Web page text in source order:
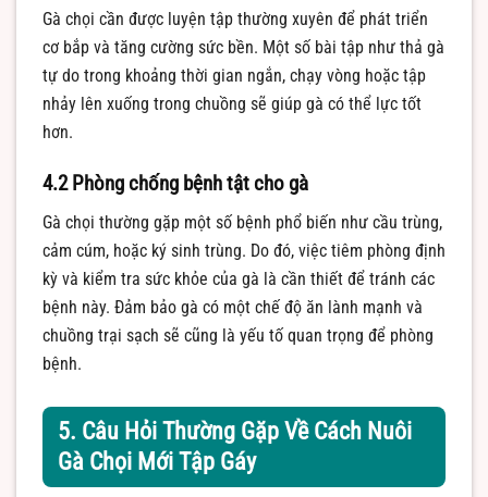
Gà chọi cần được luyện tập thường xuyên để phát triển
cơ bắp và tăng cường sức bền. Một số bài tập như thả gà
tự do trong khoảng thời gian ngắn, chạy vòng hoặc tập
nhảy lên xuống trong chuồng sẽ giúp gà có thể lực tốt
hơn.
4.2 Phòng chống bệnh tật cho gà
Gà chọi thường gặp một số bệnh phổ biến như cầu trùng,
cảm cúm, hoặc ký sinh trùng. Do đó, việc tiêm phòng định
kỳ và kiểm tra sức khỏe của gà là cần thiết để tránh các
bệnh này. Đảm bảo gà có một chế độ ăn lành mạnh và
chuồng trại sạch sẽ cũng là yếu tố quan trọng để phòng
bệnh.
5. Câu Hỏi Thường Gặp Về Cách Nuôi
Gà Chọi Mới Tập Gáy